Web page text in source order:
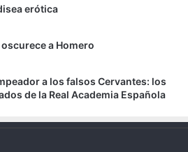
erótica
a Homero
a los falsos Cervantes: los
de la Real Academia Española